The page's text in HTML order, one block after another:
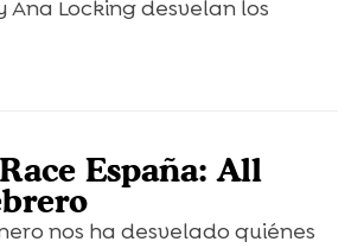
Ana Locking desvelan los
España: All
nos ha desvelado quiénes